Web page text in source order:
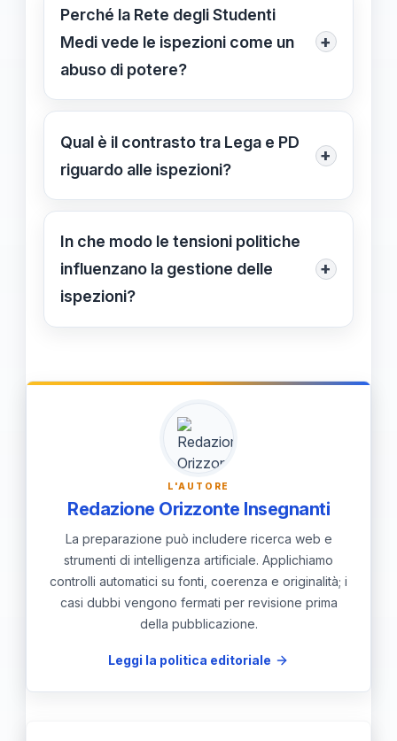
monitoraggio, colloqui con dirigenti,
verifiche di archivi e analisi di
materiali di comunicazione diffusi
Perché la Rete degli Studenti
Medi vede le ispezioni come un
abuso di potere?
+
Perché le percepiscono come
strumenti idonei a censurare opinioni
critiche e a creare un clima
pensiero degli studenti.
Qual è il contrasto tra Lega e PD
riguardo alle ispezioni?
+
La Lega sostiene che le verifiche
sono necessarie per preservare il
pluralismo, mentre il PD vede nelle
ispezioni un rischio di repressione del
In che modo le tensioni politiche
influenzano la gestione delle
ispezioni?
+
Le tensioni politiche portano a
verifiche, alimentando dibattiti sulla
legittimità e gli obiettivi delle ispezioni
nel sistema scolastico.
L'AUTORE
Redazione Orizzonte Insegnanti
La preparazione può includere ricerca web e
strumenti di intelligenza artificiale. Applichiamo
controlli automatici su fonti, coerenza e originalità; i
casi dubbi vengono fermati per revisione prima
della pubblicazione.
Leggi la politica editoriale